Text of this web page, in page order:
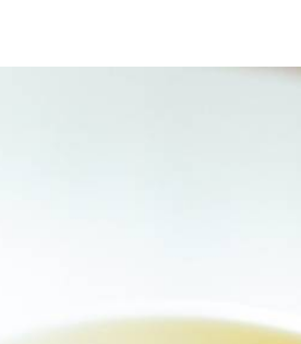
bak. Zet de granita 2 uur
zoals perziken of mango's.